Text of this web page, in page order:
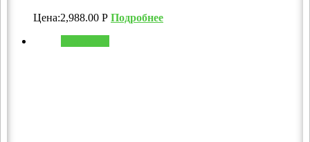
Цена:2,988.00 Р Подробнее